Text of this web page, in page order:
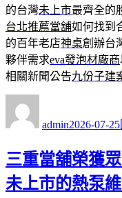
的台灣未上市最齊全的
台北推薦當舖如何找到
的百年老店神桌創辦台
夥伴需求eva發泡材廠商
相關新聞公告九份子建
admin佈
期:
2026-07-25
三重當舖榮獲
未上市的熱泵